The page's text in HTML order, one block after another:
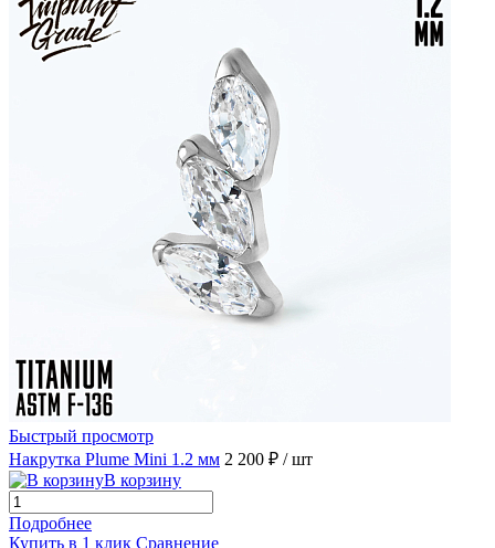
Быстрый просмотр
Накрутка Plume Mini 1.2 мм 2 200 ₽ / шт
В корзину
Подробнее
Купить в 1 клик Сравнение